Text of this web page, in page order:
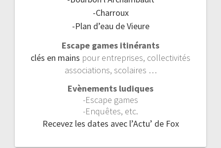
-Charroux
-Plan d’eau de Vieure
Escape games itinérants
clés en mains pour entreprises, collectivités
associations, scolaires …
Evènements ludiques
-Escape games
-Enquêtes, etc.
Recevez les dates avec l’Actu’ de Fox